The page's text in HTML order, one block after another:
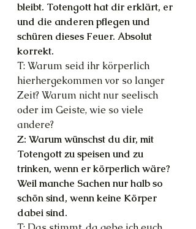
bleibt. Totengott hat dir erklärt, er
und die anderen pflegen und
schüren dieses Feuer. Absolut
korrekt.
T: Warum seid ihr körperlich
hierhergekommen vor so langer
Zeit? Warum nicht nur seelisch
oder im Geiste, wie so viele
andere?
Z: Warum wünschst du dir, mit
Totengott zu speisen und zu
trinken, wenn er körperlich wäre?
Weil manche Sachen nur halb so
schön sind, wenn keine Körper
dabei sind.